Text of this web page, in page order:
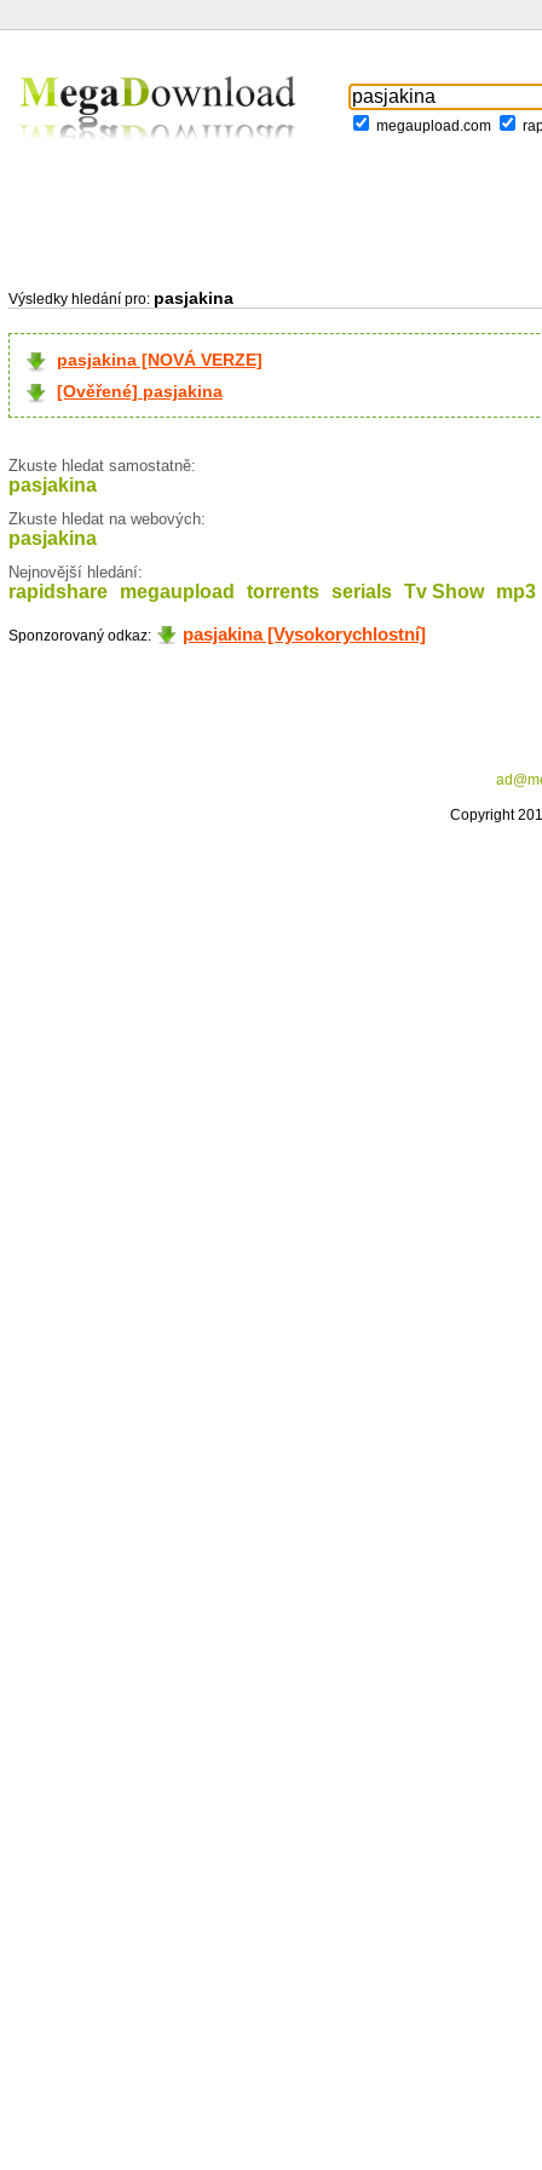
megaupload.com
Výsledky hledání pro: pasjakina
pasjakina [NOVÁ VERZE]
[Ověřené] pasjakina
Zkuste hledat samostatně:
pasjakina
Zkuste hledat na webových:
pasjakina
Nejnovější hledání:
rapidshare megaupload torrents serials Tv Show mp3
Sponzorovaný odkaz: pasjakina [Vysokorychlostní]
Copyright